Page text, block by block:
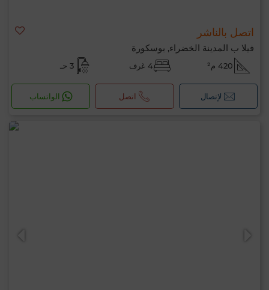
اتصل بالناشر
فيلا ب المدينة الخضراء, بوسكورة
420 م² 4 غرف 3 حـ
لإتصال اتصل الواتساب